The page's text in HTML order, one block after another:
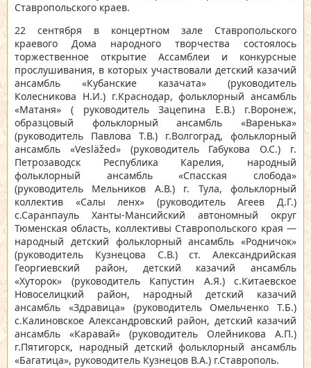
Ставропольского краев.
22 сентября в концертном зале Ставропольского
краевого Дома народного творчества состоялось
торжественное открытие Ассамблеи и конкурсные
прослушивания, в которых участвовали детский казачий
ансамбль «Кубанские казачата» (руководитель
Колесникова Н.И.) г.Краснодар, фольклорный ансамбль
«Матаня» ( руководитель Зацепина Е.В.) г.Воронеж,
образцовый фольклорный ансамбль «Варенька»
(руководитель Павлова Т.В.) г.Волгоград, фольклорный
ансамбль «Vesläžed» (руководитель Габукова О.С.) г.
Петрозаводск Республика Карелия, народный
фольклорный ансамбль «Спасская слобода»
(руководитель Мельников А.В.) г. Тула, фольклорный
коллектив «Салы ленх» (руководитель Агеев Д.Г.)
с.Саранпауль Ханты-Мансийский автономный округ
Тюменская область, коллективы Ставропольского края —
народный детский фольклорный ансамбль «Родничок»
(руководитель Кузнецова С.В.) ст. Александрийская
Георгиевский район, детский казачий ансамбль
«Хуторок» (руководитель Капустин А.Я.) с.Китаевское
Новоселицкий район, народный детский казачий
ансамбль «Здравица» (руководитель Омельченко Т.Б.)
с.Калиновское Александровский район, детский казачий
ансамбль «Каравай» (руководитель Олейникова А.П.)
г.Пятигорск, народный детский фольклорный ансамбль
«Багатица», руководитель Кузнецов В.А.) г.Ставрополь.